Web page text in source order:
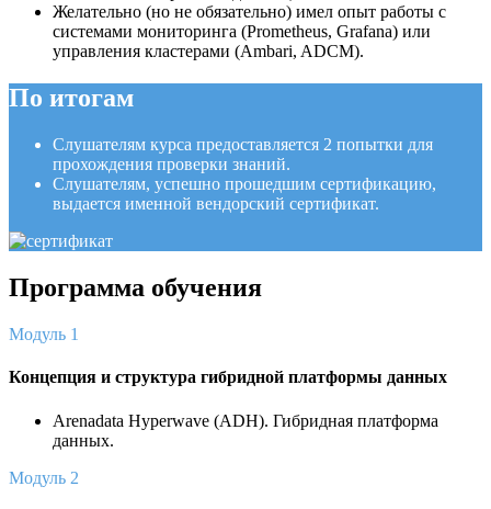
Желательно (но не обязательно) имел опыт работы с
системами мониторинга (Prometheus, Grafana) или
управления кластерами (Ambari, ADCM).
По итогам
Слушателям курса предоставляется 2 попытки для
прохождения проверки знаний.
Слушателям, успешно прошедшим сертификацию,
выдается именной вендорский сертификат.
Программа обучения
Модуль 1
Концепция и структура гибридной платформы данных
Arenadata Hyperwave (ADH). Гибридная платформа
данных.
Модуль 2